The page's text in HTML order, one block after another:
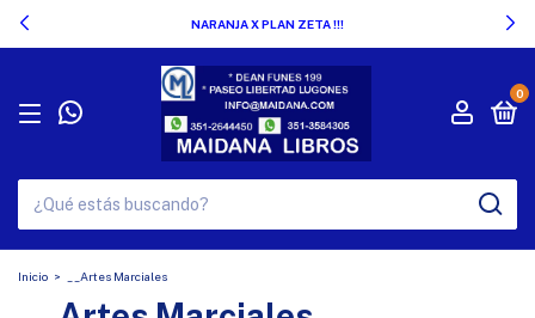
NARANJA X PLAN ZETA !!!
0
Inicio > __Artes Marciales